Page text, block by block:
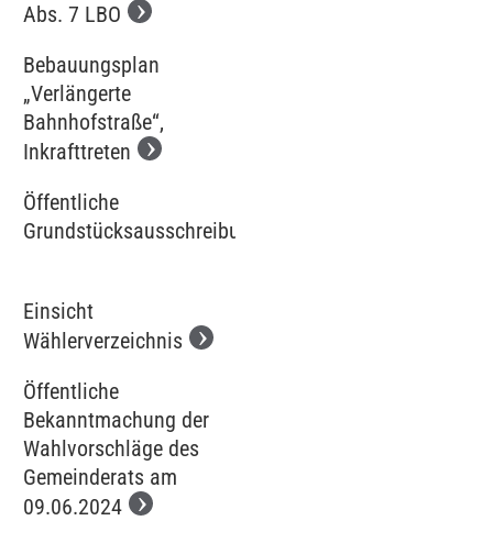
Abs. 7 LBO
Bebauungsplan
„Verlängerte
Bahnhofstraße“,
Inkrafttreten
Öffentliche
Grundstücksausschreibung
Einsicht
Wählerverzeichnis
Öffentliche
Bekanntmachung der
Wahlvorschläge des
Gemeinderats am
09.06.2024